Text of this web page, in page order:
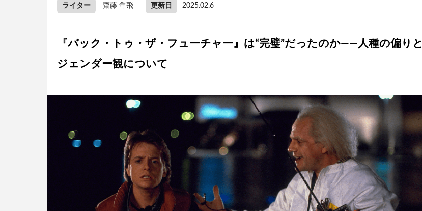
ライター 齋藤 隼飛 更新日 2025.02.6
『バック・トゥ・ザ・フューチャー』は“完璧”だったのか——人種の偏りと
ジェンダー観について